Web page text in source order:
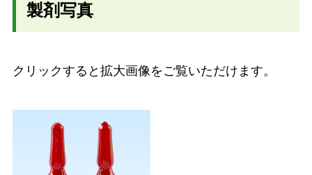
製剤写真
クリックすると拡大画像をご覧いただけます。